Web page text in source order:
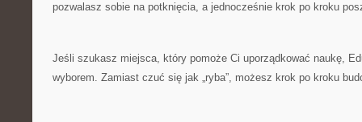
pozwalasz sobie na potknięcia, a jednocześnie krok po kroku
Jeśli szukasz miejsca, który pomoże Ci uporządkować naukę,
wyborem. Zamiast czuć się jak „ryba”, możesz krok po kroku